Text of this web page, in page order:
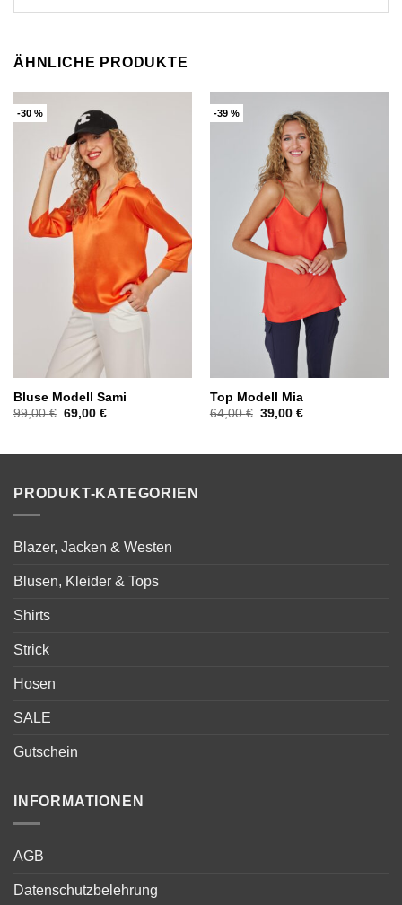
ÄHNLICHE PRODUKTE
-30 %
Bluse Modell Sami
99,00€ Ursprünglicher
69,00 €Aktueller
-39 %
Top Modell Mia
64,00€ Ursprünglicher
39,00 €Aktueller
PRODUKT-KATEGORIEN
Blazer, Jacken & Westen
Blusen, Kleider & Tops
Shirts
Strick
Hosen
SALE
Gutschein
INFORMATIONEN
AGB
Datenschutzbelehrung